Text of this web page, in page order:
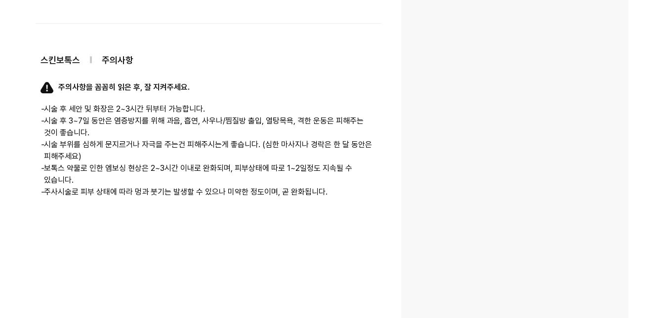
스킨보톡스 주의사항
주의사항을 꼼꼼히 읽은 후, 잘 지켜주세요.
-시술 후 세안 및 화장은 2~3시간 뒤부터 가능합니다.
-시술 후 3~7일 동안은 염증방지를 위해 과음, 흡연, 사우나/찜질방 출입, 열탕목욕, 격한 운동은 피해주는
것이 좋습니다.
-시술 부위를 심하게 문지르거나 자극을 주는건 피해주시는게 좋습니다. (심한 마사지나 경락은 한 달 동안은
피해주세요)
-보톡스 약물로 인한 엠보싱 현상은 2~3시간 이내로 완화되며, 피부상태에 따로 1~2일정도 지속될 수
있습니다.
-주사시술로 피부 상태에 따라 멍과 붓기는 발생할 수 있으나 미약한 정도이며, 곧 완화됩니다.